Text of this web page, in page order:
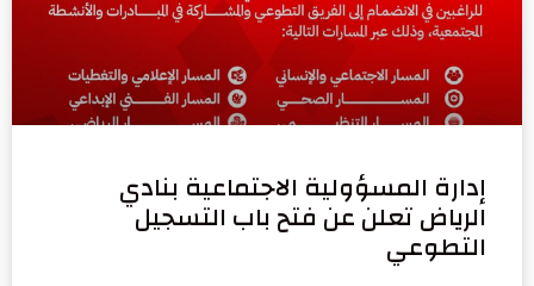
إدارة المسؤولية الاجتماعية بنادي
الرياض تعلن عن فتح باب التسجيل
التطوعي